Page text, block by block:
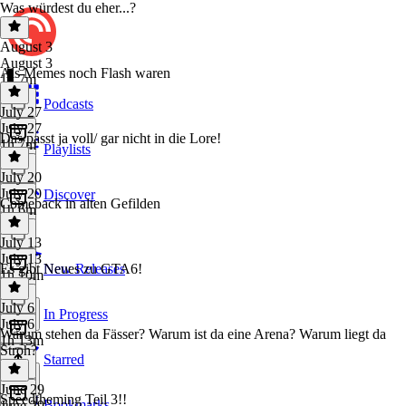
Podcasts
Playlists
Discover
New Releases
In Progress
Starred
Was würdest du eher...?
August 3
August 3
1h 7m
Als Memes noch Flash waren
July 27
July 27
1h 7m
Das passt ja voll/ gar nicht in die Lore!
July 20
July 20
1h 6m
Comeback in alten Gefilden
July 13
July 13
1h 10m
Es gibt Neues zu GTA6!
July 6
July 6
1h 13m
Warum stehen da Fässer? Warum ist da eine Arena? Warum liegt da
Stroh?
June 29
Speedtheming Teil 3!!